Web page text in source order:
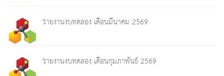
รายงานงบทดลอง เดือนมีนาคม 2569
รายงานงบทดลอง เดือนกุมภาพันธ์ 2569